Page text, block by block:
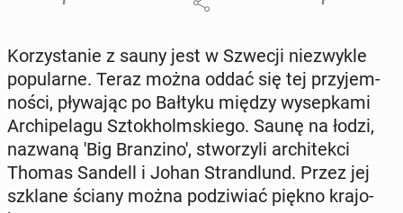
Ko­rzy­sta­nie z sauny jest w Szwecji nie­zwy­kle
po­pu­lar­ne. Teraz można oddać się tej przy­jem­
no­ści, pły­wa­jąc po Bałtyku między wy­sep­ka­mi
Ar­chi­pe­la­gu Sztok­holm­skie­go. Saunę na łodzi,
nazwaną 'Big Bran­zi­no', stwo­rzy­li ar­chi­tek­ci
Thomas Sandell i Johan Stran­dlund. Przez jej
szklane ściany można po­dzi­wiać piękno kra­jo­